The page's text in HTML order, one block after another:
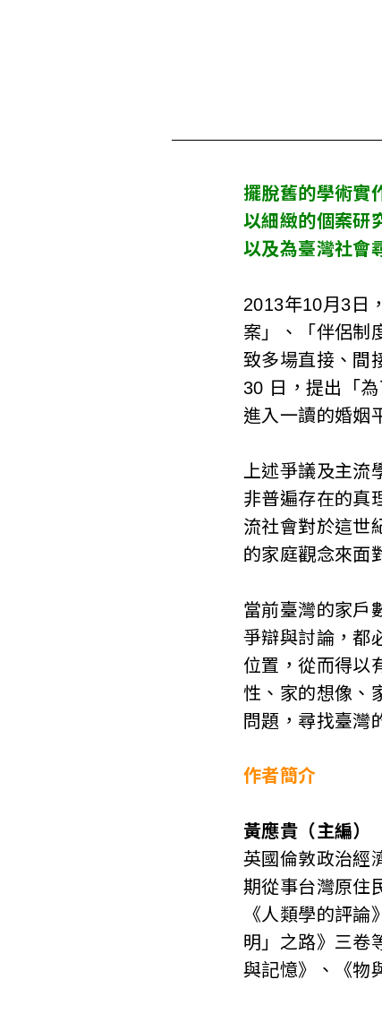
擺脫舊的學術實
以細緻的個案研
以及為臺灣社會
2013年10月3日
案」、「伴侶制
致多場直接、間
30 日，提出「
進入一讀的婚姻
上述爭議及主
非普遍存在的真
流社會對於這世
的家庭觀念來面
當前臺灣的家戶
爭辯與討論，都
位置，從而得以
性、家的想像、
問題，尋找臺灣
作者簡介
黃應貴（主編）
英國倫敦政治經
期從事台灣原住
《人類學的評
明」之路》三卷
與記憶》、《物